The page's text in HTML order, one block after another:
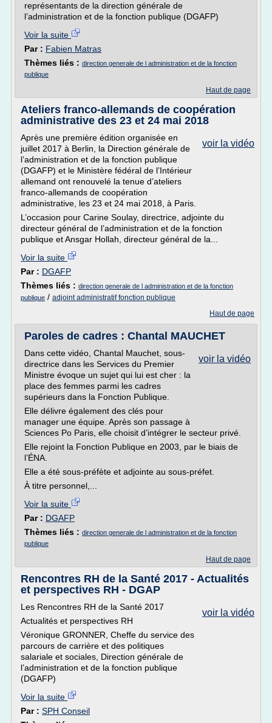
représentants de la direction générale de
l’administration et de la fonction publique (DGAFP)
Voir la suite
Par : Fabien Matras
Thèmes liés : direction generale de l administration et de la fonction
publique
Haut de page
Ateliers franco-allemands de coopération
administrative des 23 et 24 mai 2018
voir la vidéo
Après une première édition organisée en
juillet 2017 à Berlin, la Direction générale de
l’administration et de la fonction publique
(DGAFP) et le Ministère fédéral de l’Intérieur
allemand ont renouvelé la tenue d’ateliers
franco-allemands de coopération
administrative, les 23 et 24 mai 2018, à Paris.
L’occasion pour Carine Soulay, directrice, adjointe du
directeur général de l’administration et de la fonction
publique et Ansgar Hollah, directeur général de la...
Voir la suite
Par : DGAFP
Thèmes liés : direction generale de l administration et de la fonction
publique / adjoint administratif fonction publique
Haut de page
Paroles de cadres : Chantal MAUCHET
voir la vidéo
Dans cette vidéo, Chantal Mauchet, sous-
directrice dans les Services du Premier
Ministre évoque un sujet qui lui est cher : la
place des femmes parmi les cadres
supérieurs dans la Fonction Publique.
Elle délivre également des clés pour
manager une équipe. Après son passage à
Sciences Po Paris, elle choisit d’intégrer le secteur privé.
Elle rejoint la Fonction Publique en 2003, par le biais de
l’ÉNA.
Elle a été sous-préfète et adjointe au sous-préfet.
À titre personnel,...
Voir la suite
Par : DGAFP
Thèmes liés : direction generale de l administration et de la fonction
publique
Haut de page
Rencontres RH de la Santé 2017 - Actualités
et perspectives RH - DGAP
voir la vidéo
Les Rencontres RH de la Santé 2017
Actualités et perspectives RH
Véronique GRONNER, Cheffe du service des
parcours de carrière et des politiques
salariale et sociales, Direction générale de
l’administration et de la fonction publique
(DGAFP)
Voir la suite
Par : SPH Conseil